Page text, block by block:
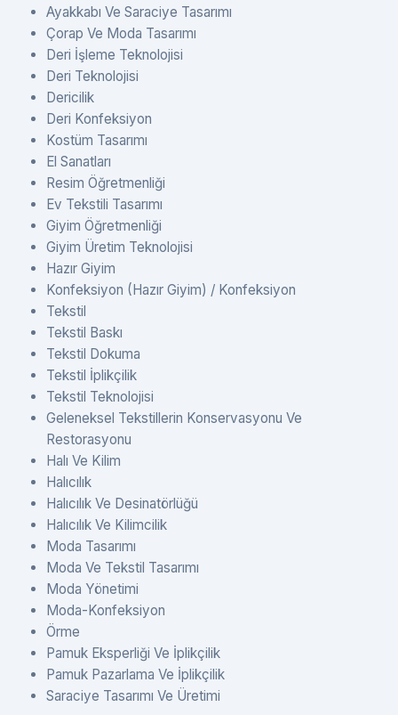
Ayakkabı Ve Saraciye Tasarımı
Çorap Ve Moda Tasarımı
Deri İşleme Teknolojisi
Deri Teknolojisi
Dericilik
Deri Konfeksiyon
Kostüm Tasarımı
El Sanatları
Resim Öğretmenliği
Ev Tekstili Tasarımı
Giyim Öğretmenliği
Giyim Üretim Teknolojisi
Hazır Giyim
Konfeksiyon (Hazır Giyim) / Konfeksiyon
Tekstil
Tekstil Baskı
Tekstil Dokuma
Tekstil İplikçilik
Tekstil Teknolojisi
Geleneksel Tekstillerin Konservasyonu Ve
Restorasyonu
Halı Ve Kilim
Halıcılık
Halıcılık Ve Desinatörlüğü
Halıcılık Ve Kilimcilik
Moda Tasarımı
Moda Ve Tekstil Tasarımı
Moda Yönetimi
Moda-Konfeksiyon
Örme
Pamuk Eksperliği Ve İplikçilik
Pamuk Pazarlama Ve İplikçilik
Saraciye Tasarımı Ve Üretimi